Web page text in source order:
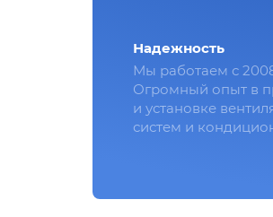
Надежность
Мы работаем с
Огромный опыт в
и установке
систем и